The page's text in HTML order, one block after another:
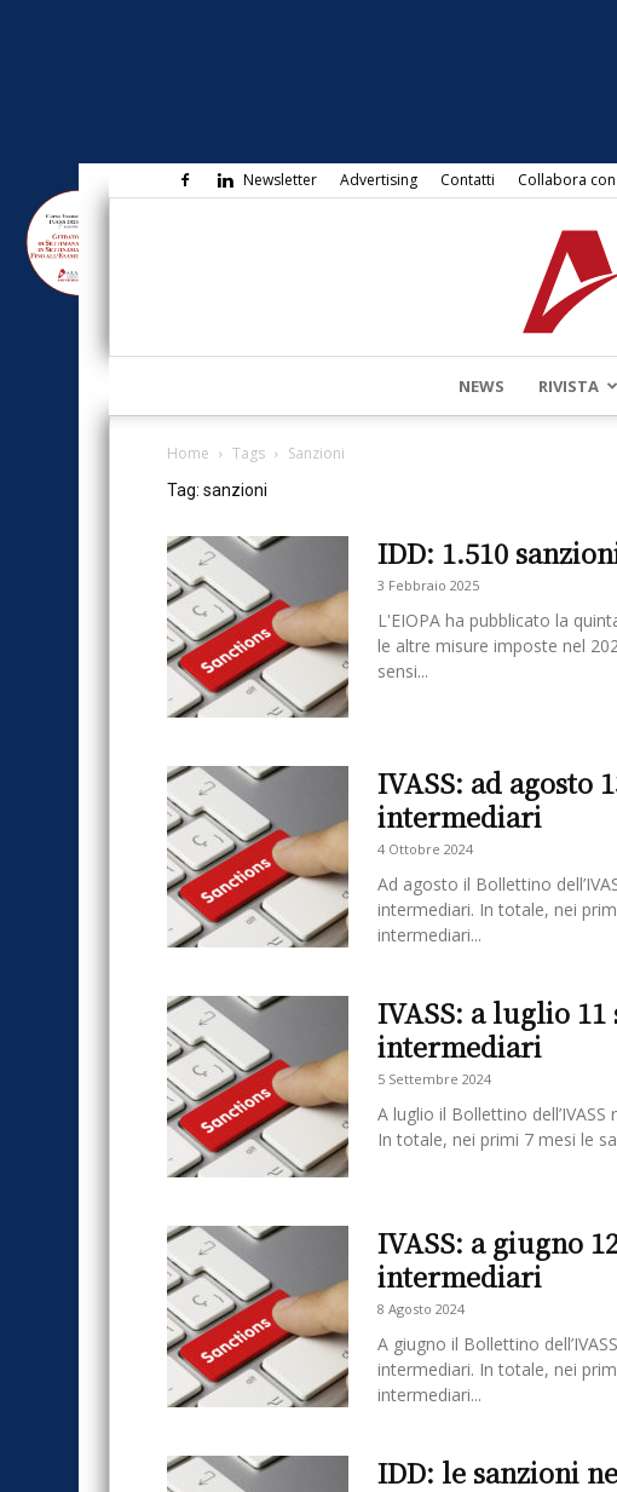
Newsletter Advertising Contatti Collabora
NEWS RIVISTA
Home Tags Sanzioni
Tag: sanzioni
IDD: 1.510
3 Febbraio 2025
L'EIOPA ha pubblicato la
le altre misure imposte nel
sensi...
IVASS: ad agosto
intermediari
4 Ottobre 2024
Ad agosto il Bollettino
intermediari. In totale, nei
intermediari...
IVASS: a luglio
intermediari
5 Settembre 2024
A luglio il Bollettino
In totale, nei primi 7 mesi le
IVASS: a giugno
intermediari
8 Agosto 2024
A giugno il Bollettino
intermediari. In totale, nei
intermediari...
IDD: le sanzioni